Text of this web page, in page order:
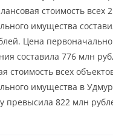
стоимость всех
имущества
Цена
составила 776 млн
стоимость всех
имущества в
превысила 822 млн